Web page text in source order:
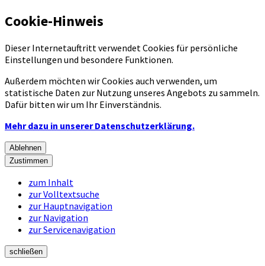
Cookie-Hinweis
Dieser Internetauftritt verwendet Cookies für persönliche
Einstellungen und besondere Funktionen.
Außerdem möchten wir Cookies auch verwenden, um
statistische Daten zur Nutzung unseres Angebots zu sammeln.
Dafür bitten wir um Ihr Einverständnis.
Mehr dazu in unserer Datenschutzerklärung.
Ablehnen
Zustimmen
zum Inhalt
zur Volltextsuche
zur Hauptnavigation
zur Navigation
zur Servicenavigation
schließen